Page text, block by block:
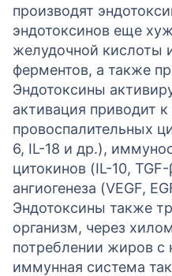
производят
эндотоксинов еще
желудочной кислоты
ферментов, а также
Эндотоксины
активация приводит
провоспалительных
6, IL-18 и др.),
цитокинов (IL-10,
ангиогенеза (VEGF,
Эндотоксины также
организм, через
потреблении жиров с
иммунная система